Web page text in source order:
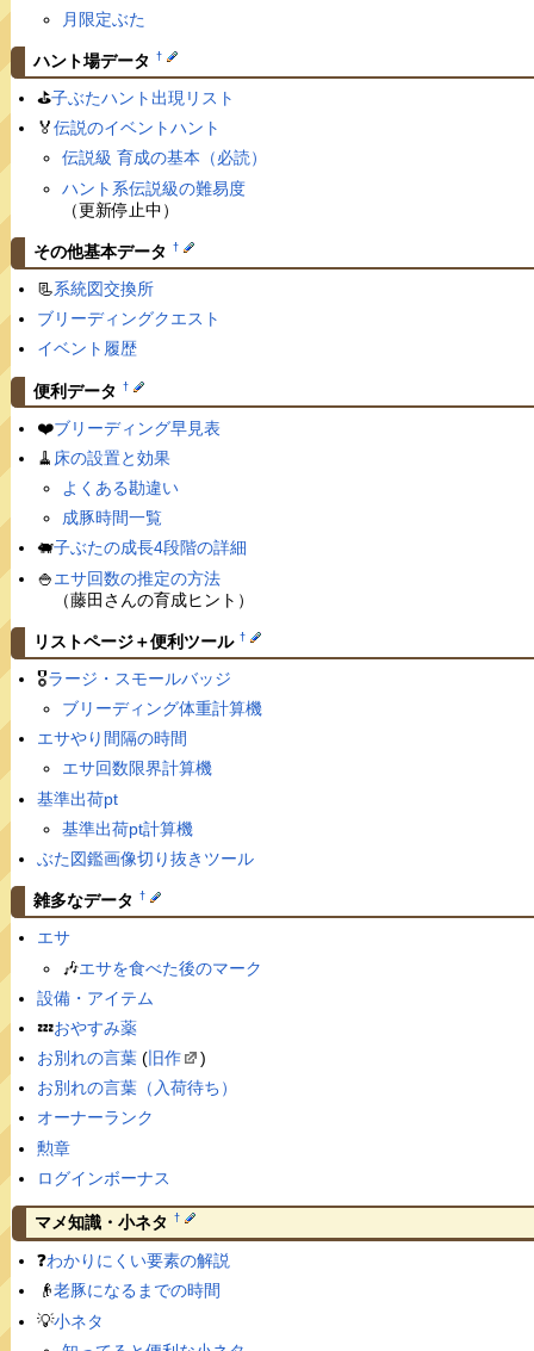
月限定ぶた
ハント場データ †
⛳️子ぶたハント出現リスト
🏅伝説のイベントハント
伝説級 育成の基本（必読）
ハント系伝説級の難易度
（更新停止中）
その他基本データ †
📃系統図交換所
ブリーディングクエスト
イベント履歴
便利データ †
❤️ブリーディング早見表
🧹 床の設置と効果
よくある勘違い
成豚時間一覧
🐖子ぶたの成長4段階の詳細
🍚エサ回数の推定の方法
（藤田さんの育成ヒント）
リストページ＋便利ツール †
🎖ラージ・スモールバッジ
ブリーディング体重計算機
エサやり間隔の時間
エサ回数限界計算機
基準出荷pt
基準出荷pt計算機
ぶた図鑑画像切り抜きツール
雑多なデータ †
エサ
🎶エサを食べた後のマーク
設備・アイテム
💤おやすみ薬
お別れの言葉(旧作
)
お別れの言葉（入荷待ち）
オーナーランク
勲章
ログインボーナス
マメ知識・小ネタ †
❓わかりにくい要素の解説
👴老豚になるまでの時間
💡小ネタ